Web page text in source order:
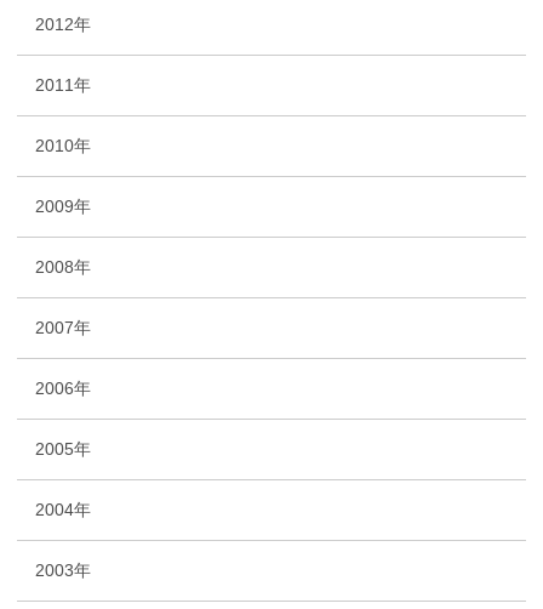
2012年
2011年
2010年
2009年
2008年
2007年
2006年
2005年
2004年
2003年